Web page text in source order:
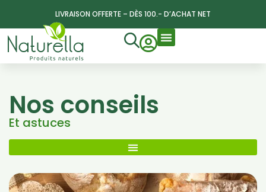
LIVRAISON OFFERTE – DÈS 100.- D’ACHAT NET
Nos conseils
Et astuces